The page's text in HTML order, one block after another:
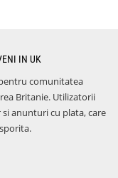
IN UK
comunitatea
Britanie. Utilizatorii
anunturi cu plata, care